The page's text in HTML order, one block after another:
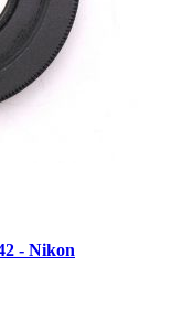
- Nikon